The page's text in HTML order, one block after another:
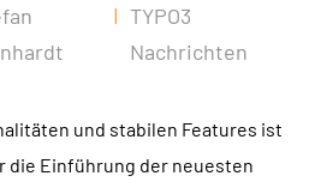
Service
TYPO3
Nachrichten
und stabilen Features ist
die Einführung der neuesten